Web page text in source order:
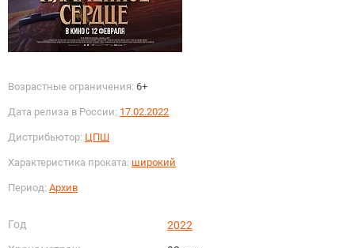
Возрастные ограничения: 6+
Дата релиза в России: 17.02.2022
Дистрибьютор: ЦПШ
Характеристика проката: широкий
Период: Архив
Год
2022